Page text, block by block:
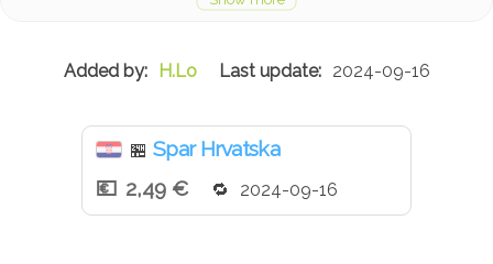
H.Lo 2024-09-16
🏪 Spar Hrvatska
2,49 €
2024-09-16